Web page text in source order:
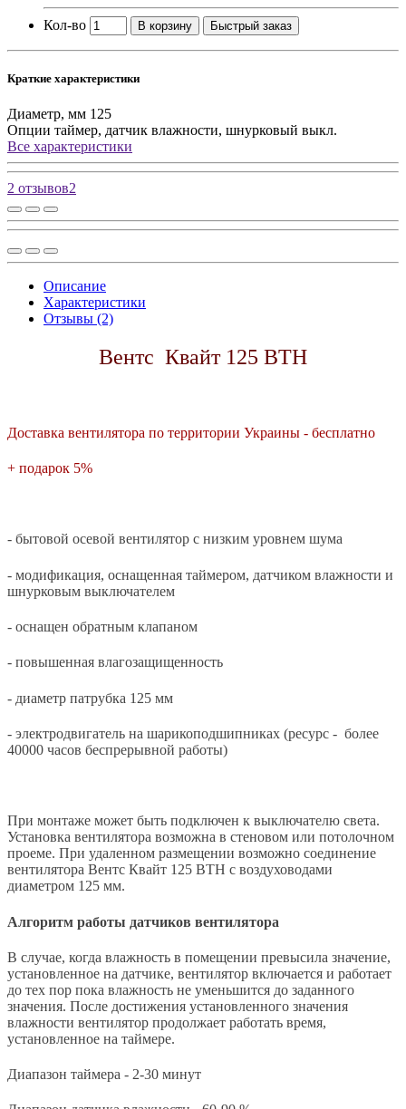
Кол-во В корзину Быстрый заказ
Краткие характеристики
Диаметр, мм 125
Опции таймер, датчик влажности, шнурковый выкл.
Все характеристики
2 отзывов2
Описание
Характеристики
Отзывы (2)
Вентс Квайт 125 ВТН
Доставка вентилятора по территории Украины - бесплатно
+ подарок 5%
- бытовой осевой вентилятор с низким уровнем шума
- модификация, оснащенная таймером, датчиком влажности и
шнурковым выключателем
- оснащен обратным клапаном
- повышенная влагозащищенность
- диаметр патрубка 125 мм
- электродвигатель на шарикоподшипниках (ресурс - более
40000 часов беспрерывной работы)
При монтаже может быть подключен к выключателю света.
Установка вентилятора возможна в стеновом или потолочном
проеме. При удаленном размещении возможно соединение
вентилятора Вентс Квайт 125 ВТН с воздуховодами
диаметром 125 мм.
Алгоритм работы датчиков вентилятора
В случае, когда влажность в помещении превысила значение,
установленное на датчике, вентилятор включается и работает
до тех пор пока влажность не уменьшится до заданного
значения. После достижения установленного значения
влажности вентилятор продолжает работать время,
установленное на таймере.
Диапазон таймера - 2-30 минут